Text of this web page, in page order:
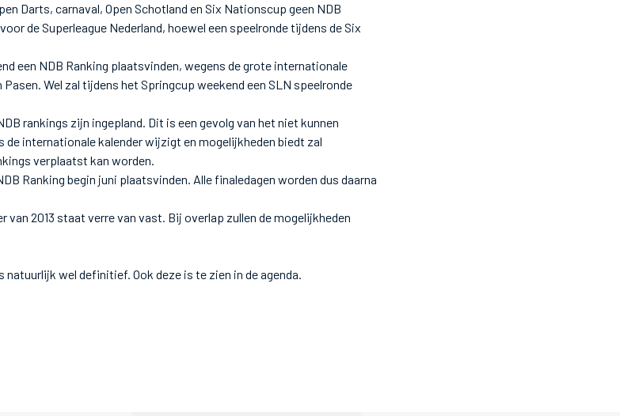
Darts, carnaval, Open Schotland en Six Nationscup geen NDB
de Superleague Nederland, hoewel een speelronde tijdens de Six
een NDB Ranking plaatsvinden, wegens de grote internationale
Wel zal tijdens het Springcup weekend een SLN speelronde
rankings zijn ingepland. Dit is een gevolg van het niet kunnen
de internationale kalender wijzigt en mogelijkheden biedt zal
verplaatst kan worden.
Ranking begin juni plaatsvinden. Alle finaledagen worden dus daarna
van 2013 staat verre van vast. Bij overlap zullen de mogelijkheden
natuurlijk wel definitief. Ook deze is te zien in de agenda.